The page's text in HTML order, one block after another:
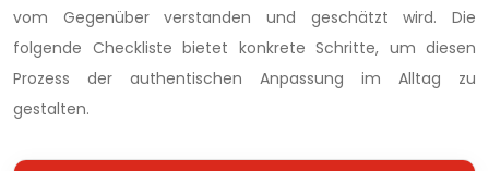
vom Gegenüber verstanden und geschätzt wird. Die
folgende Checkliste bietet konkrete Schritte, um diesen
Prozess der authentischen Anpassung im Alltag zu
gestalten.